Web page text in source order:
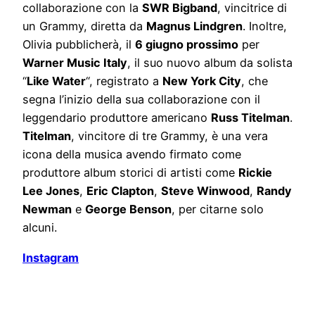
collaborazione con la SWR Bigband, vincitrice di
un Grammy, diretta da Magnus Lindgren. Inoltre,
Olivia pubblicherà, il 6 giugno prossimo per
Warner Music Italy, il suo nuovo album da solista
“Like Water“, registrato a New York City, che
segna l’inizio della sua collaborazione con il
leggendario produttore americano Russ Titelman.
Titelman, vincitore di tre Grammy, è una vera
icona della musica avendo firmato come
produttore album storici di artisti come Rickie
Lee Jones, Eric Clapton, Steve Winwood, Randy
Newman e George Benson, per citarne solo
alcuni.
Instagram